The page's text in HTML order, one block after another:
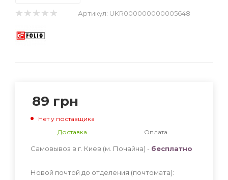
Артикул: UKR000000000005648
89 грн
Нет у поставщика
Доставка
Оплата
Самовывоз в г. Киев (м. Почайна) - бесплатно
Новой почтой до отделения (почтомата):